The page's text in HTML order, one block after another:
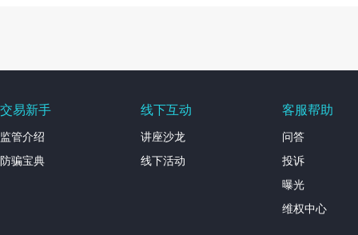
交易新手
监管介绍
防骗宝典
线下互动
讲座沙龙
线下活动
客服帮助
问答
投诉
曝光
维权中心